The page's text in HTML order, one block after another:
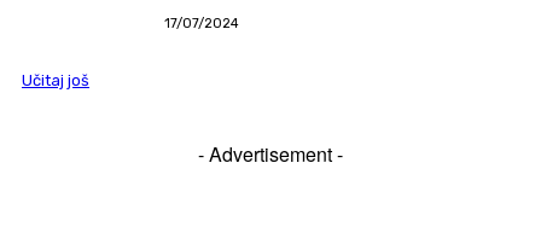
17/07/2024
Učitaj još
- Advertisement -